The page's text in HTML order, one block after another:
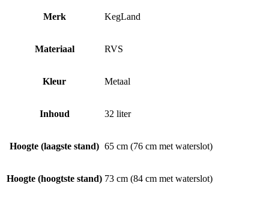
Merk KegLand
Materiaal RVS
Kleur Metaal
Inhoud 32 liter
Hoogte (laagste stand) 65 cm (76 cm met waterslot)
Hoogte (hoogtste stand) 73 cm (84 cm met waterslot)